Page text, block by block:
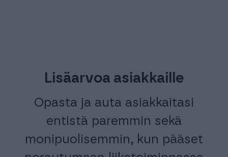
Lisäarvoa asiakkaille
Opasta ja auta asiakkaitasi
entistä paremmin sekä
monipuolisemmin, kun pääset